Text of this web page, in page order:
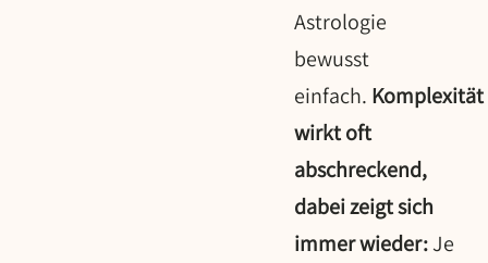
Astrologie
bewusst
einfach. Komplexität
wirkt oft
abschreckend,
dabei zeigt sich
immer wieder:Je